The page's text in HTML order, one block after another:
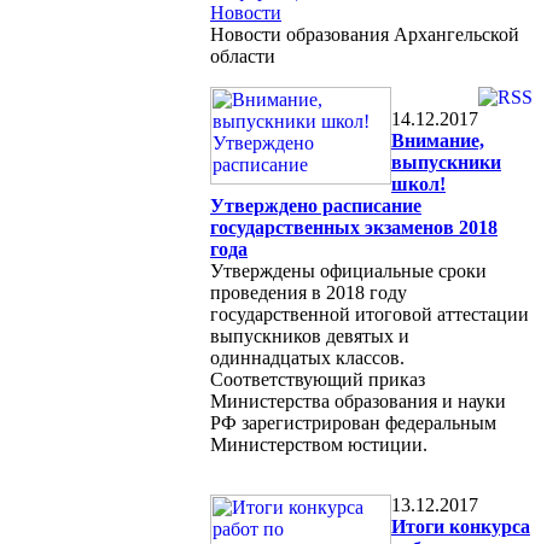
Новости
Новости образования Архангельской
области
14.12.2017
Внимание,
выпускники
школ!
Утверждено расписание
государственных экзаменов 2018
года
Утверждены официальные сроки
проведения в 2018 году
государственной итоговой аттестации
выпускников девятых и
одиннадцатых классов.
Соответствующий приказ
Министерства образования и науки
РФ зарегистрирован федеральным
Министерством юстиции.
13.12.2017
Итоги конкурса